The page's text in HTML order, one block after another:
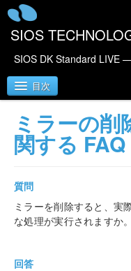
SIOS
SIOS DK Standard LIVE
目次
SIOS
DataKeeper for
ーション
はじめに
ミラーの削
関する FAQ
質問
ミラーを削除すると、実
な処理が実行されますか。
回答